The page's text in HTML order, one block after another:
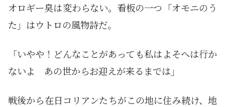
オロギー臭は変わらない。看板の一つ「オモニのう
た」はウトロの風物詩だ。
「いやや！どんなことがあっても私はよそへは行か
ないよ あの世からお迎えが来るまでは」
戦後から在日コリアンたちがこの地に住み続け、地